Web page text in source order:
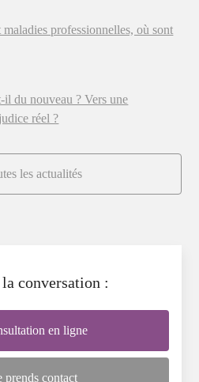
professionnelles, où sont
du nouveau ? Vers une
réel ?
les actualités
conversation :
en ligne
prends contact